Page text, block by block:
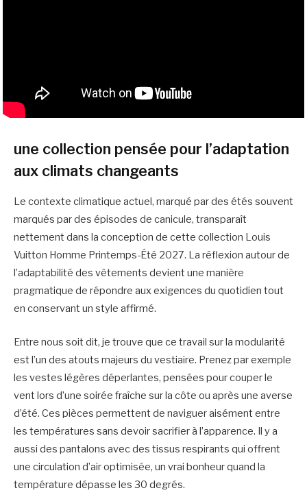
une collection pensée pour l’adaptation
aux climats changeants
Le contexte climatique actuel, marqué par des étés souvent
marqués par des épisodes de canicule, transparaît
nettement dans la conception de cette collection Louis
Vuitton Homme Printemps-Été 2027. La réflexion autour de
l’adaptabilité des vêtements devient une manière
pragmatique de répondre aux exigences du quotidien tout
en conservant un style affirmé.
Entre nous soit dit, je trouve que ce travail sur la modularité
est l’un des atouts majeurs du vestiaire. Prenez par exemple
les vestes légères déperlantes, pensées pour couper le
vent lors d’une soirée fraîche sur la côte ou après une averse
d’été. Ces pièces permettent de naviguer aisément entre
les températures sans devoir sacrifier à l’apparence. Il y a
aussi des pantalons avec des tissus respirants qui offrent
une circulation d’air optimisée, un vrai bonheur quand la
température dépasse les 30 degrés.